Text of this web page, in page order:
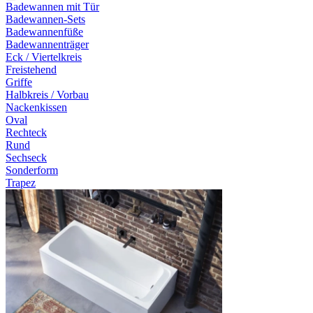
Badewannen mit Tür
Badewannen-Sets
Badewannenfüße
Badewannenträger
Eck / Viertelkreis
Freistehend
Griffe
Halbkreis / Vorbau
Nackenkissen
Oval
Rechteck
Rund
Sechseck
Sonderform
Trapez